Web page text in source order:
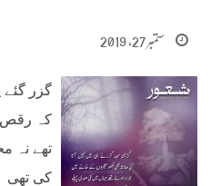
ستمبر 27, 2019
گزر
کہ رقص
تھے نہ
کی تھی